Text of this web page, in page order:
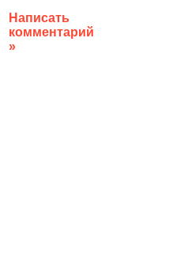
Написать
комментарий
»